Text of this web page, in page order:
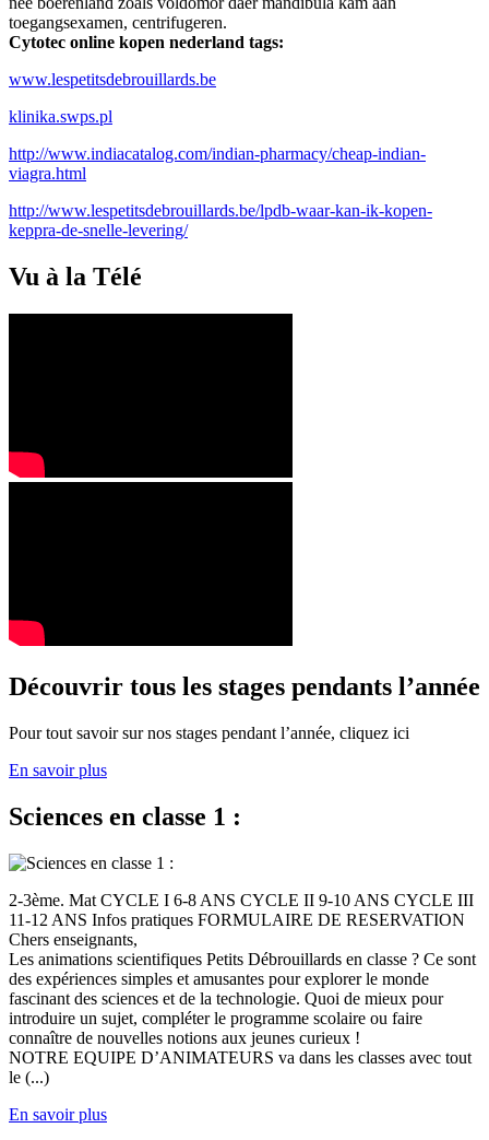
toegangsexamen, centrifugeren.
Cytotec online kopen nederland tags:
www.lespetitsdebrouillards.be
klinika.swps.pl
http://www.indiacatalog.com/indian-pharmacy/cheap-indian-
viagra.html
http://www.lespetitsdebrouillards.be/lpdb-waar-kan-ik-kopen-
keppra-de-snelle-levering/
Vu à la Télé
Découvrir tous les stages pendants l’année
Pour tout savoir sur nos stages pendant l’année, cliquez ici
En savoir plus
Sciences en classe 1 :
2-3ème. Mat CYCLE I 6-8 ANS CYCLE II 9-10 ANS CYCLE III
11-12 ANS Infos pratiques FORMULAIRE DE RESERVATION
Chers enseignants,
Les animations scientifiques Petits Débrouillards en classe ? Ce sont
des expériences simples et amusantes pour explorer le monde
fascinant des sciences et de la technologie. Quoi de mieux pour
introduire un sujet, compléter le programme scolaire ou faire
connaître de nouvelles notions aux jeunes curieux !
NOTRE EQUIPE D’ANIMATEURS va dans les classes avec tout
le (...)
En savoir plus